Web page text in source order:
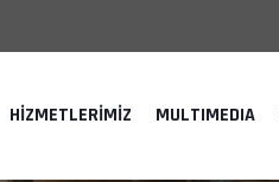
HIZMETLERIMIZ MULTIMEDIA